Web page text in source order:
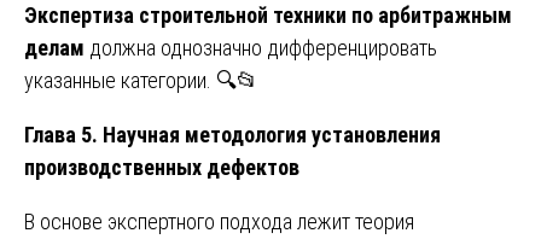
Экспертиза строительной техники по арбитражным
делам должна однозначно дифференцировать
указанные категории. 🔍📂
Глава 5. Научная методология установления
производственных дефектов
В основе экспертного подхода лежит теория